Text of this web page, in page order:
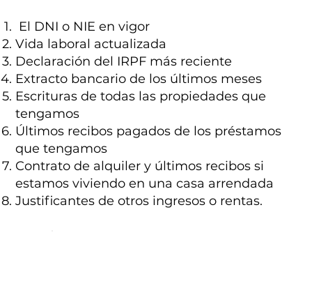
El DNI o NIE en vigor
Vida laboral actualizada
Declaración del IRPF más reciente
Extracto bancario de los últimos meses
Escrituras de todas las propiedades que
tengamos
Últimos recibos pagados de los préstamos
que tengamos
Contrato de alquiler y últimos recibos si
estamos viviendo en una casa arrendada
Justificantes de otros ingresos o rentas.